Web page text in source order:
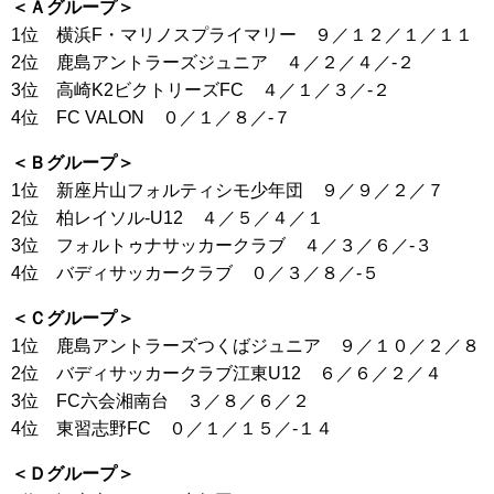
＜Ａグループ＞
1位 横浜F・マリノスプライマリー ９／１２／１／１１
2位 鹿島アントラーズジュニア ４／２／４／-２
3位 高崎K2ビクトリーズFC ４／１／３／-２
4位 FC VALON ０／１／８／-７
＜Ｂグループ＞
1位 新座片山フォルティシモ少年団 ９／９／２／７
2位 柏レイソル-U12 ４／５／４／１
3位 フォルトゥナサッカークラブ ４／３／６／-３
4位 バディサッカークラブ ０／３／８／-５
＜Ｃグループ＞
1位 鹿島アントラーズつくばジュニア ９／１０／２／８
2位 バディサッカークラブ江東U12 ６／６／２／４
3位 FC六会湘南台 ３／８／６／２
4位 東習志野FC ０／１／１５／-１４
＜Ｄグループ＞